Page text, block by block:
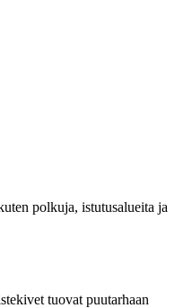
polkuja, istutusalueita ja
tuovat puutarhaan